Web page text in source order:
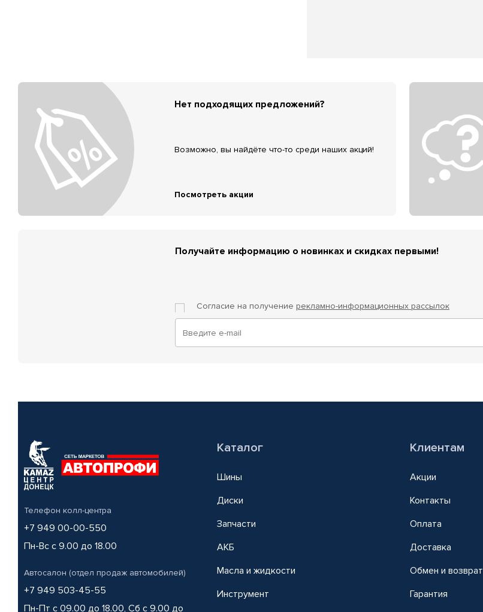
Нет подходящих предложений?
Возможно, вы найдёте что-то среди наших акций!
Посмотреть акции
Получайте информацию о новинках и скидках первыми!
Согласие на получение рекламно-информационных рассылок
Телефон колл-центра
+7 949 00-00-550
Пн-Вс с 9.00 до 18.00
Автосалон (отдел продаж автомобилей)
+7 949 503-45-55
Пн-Пт с 09.00 до 18.00, Сб с 9.00 до
Каталог
Шины
Диски
Запчасти
АКБ
Масла и жидкости
Инструмент
Клиентам
Акции
Контакты
Оплата
Доставка
Обмен и возврат
Гарантия